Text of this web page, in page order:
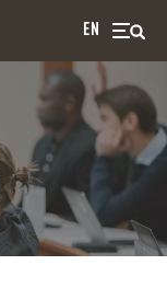
EN